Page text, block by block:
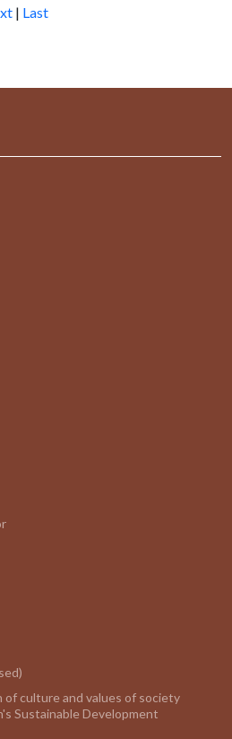
| Last
of culture and values of society
Sustainable Development